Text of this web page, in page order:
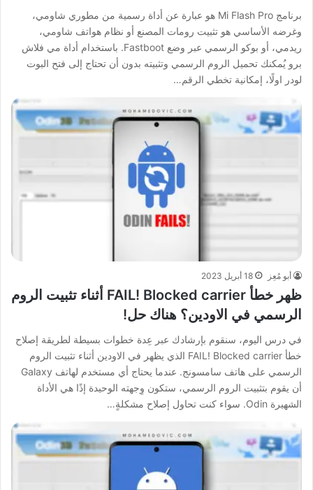
برنامج Mi Flash Pro هو عبارة عن أداة رسمية من مطوري شاومي،
وغرضه الأساسي هو تثبيت رومات المصنع أو نظام هواتف شاومي،
ريدمي، أو بوكو الرسمي عبر وضع Fastboot. باستخدام أداة مي فلاش
برو يُمكنك تحميل الروم الرسمي وتثبيته بدون أن تحتاج إلى فتح البوت
لودر اولًا، إمكانية تخطي الرقم…
أبو مُعِز 18 أبريل 2023
ظهر خطأ FAIL! Blocked carrier أثناء تثبيت الروم
الرسمي في الاودين؟ هناك حل!
في درس اليوم، سنقوم بإرشادك عبر عِدة خطوات بسيطة لطريقة إصلاح
خطأ FAIL! Blocked carrier الذي يظهر في الاودين أثناء تثبيت الروم
الرسمي على هاتف سامسونج. عندما يحتاج أي مستخدم لهاتف Galaxy
أن يقوم بتثبيت الروم الرسمي، ستكون وِجهته الوحيدة إذًا هي الأداة
الشهيرة Odin. سواء كنت تحاول إصلاح مشكلةٍ…